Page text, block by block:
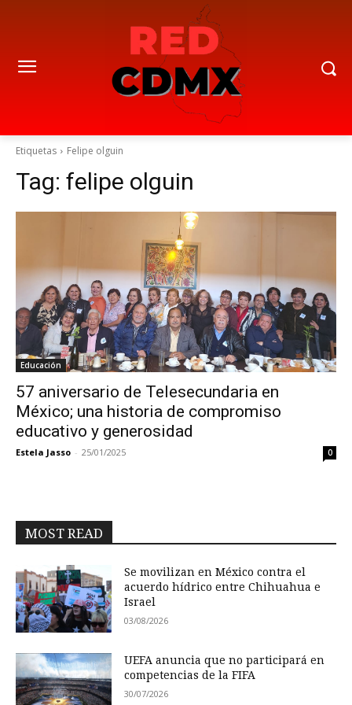
Etiquetas Felipe olguin
Tag: felipe olguin
Educación
57 aniversario de Telesecundaria en
México; una historia de compromiso
educativo y generosidad
Estela Jasso - 25/01/2025 0
MOST READ
Se movilizan en México contra el
acuerdo hídrico entre Chihuahua e
Israel
03/08/2026
UEFA anuncia que no participará en
competencias de la FIFA
30/07/2026